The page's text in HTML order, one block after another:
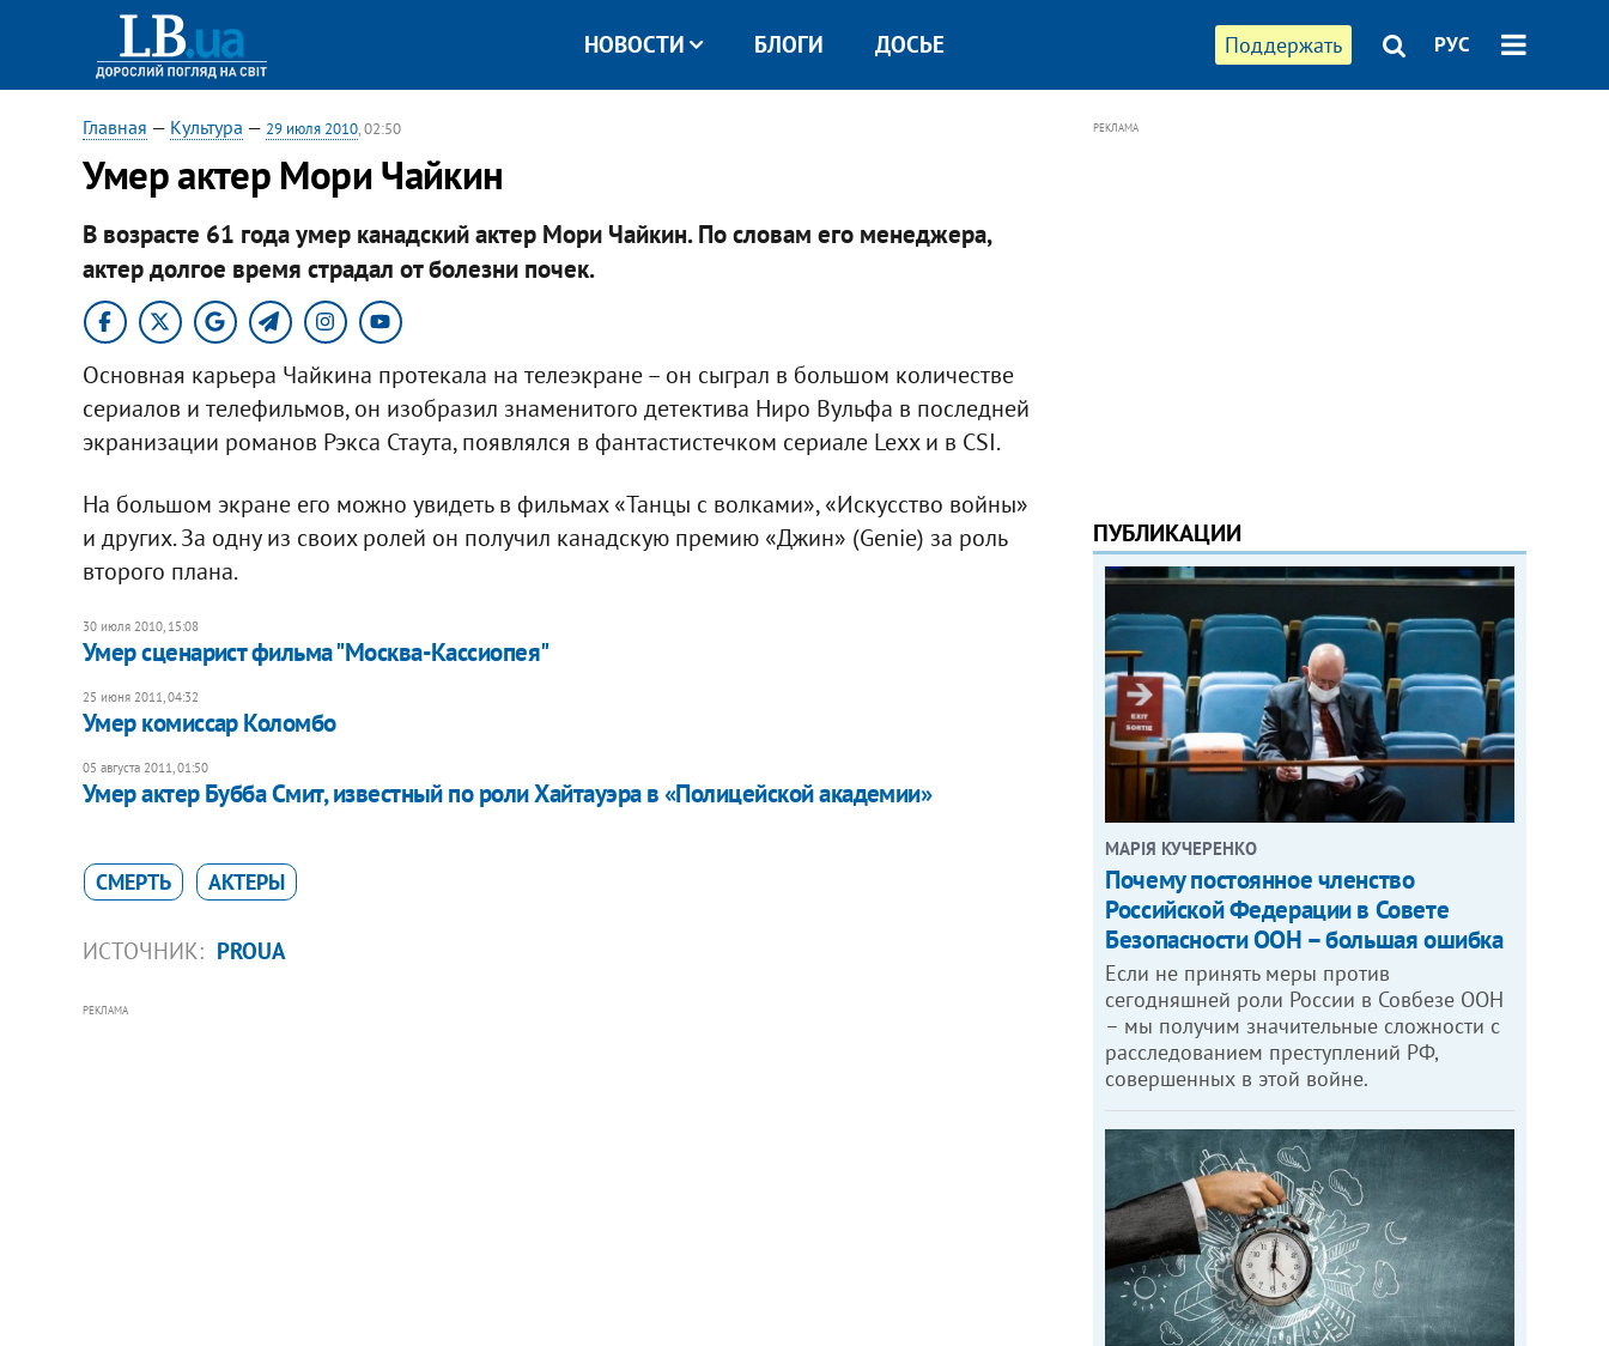
Поддержать РУС
НОВОСТИ БЛОГИ ДОСЬЕ
Главная — Культура — 29 июля 2010, 02:50
Умер актер Мори Чайкин
В возрасте 61 года умер канадский актер Мори Чайкин. По словам его менеджера,
актер долгое время страдал от болезни почек.
Основная карьера Чайкина протекала на телеэкране – он сыграл в большом количестве
сериалов и телефильмов, он изобразил знаменитого детектива Ниро Вульфа в последней
экранизации романов Рэкса Стаута, появлялся в фантастистечком сериале Lexx и в CSI.
На большом экране его можно увидеть в фильмах «Танцы с волками», «Искусство войны»
и других. За одну из своих ролей он получил канадскую премию «Джин» (Genie) за роль
второго плана.
30 июля 2010, 15:08
Умер сценарист фильма "Москва-Кассиопея"
25 июня 2011, 04:32
Умер комиссар Коломбо
05 августа 2011, 01:50
Умер актер Бубба Смит, известный по роли Хайтауэра в «Полицейской академии»
СМЕРТЬ АКТЕРЫ
ИСТОЧНИК: PROUA
РЕКЛАМА
РЕКЛАМА
ПУБЛИКАЦИИ
МАРІЯ КУЧЕРЕНКО
​Почему постоянное членство
Российской Федерации в Совете
Безопасности ООН – большая ошибка
Если не принять меры против
сегодняшней роли России в Совбезе ООН
– мы получим значительные сложности с
расследованием преступлений РФ,
совершенных в этой войне.